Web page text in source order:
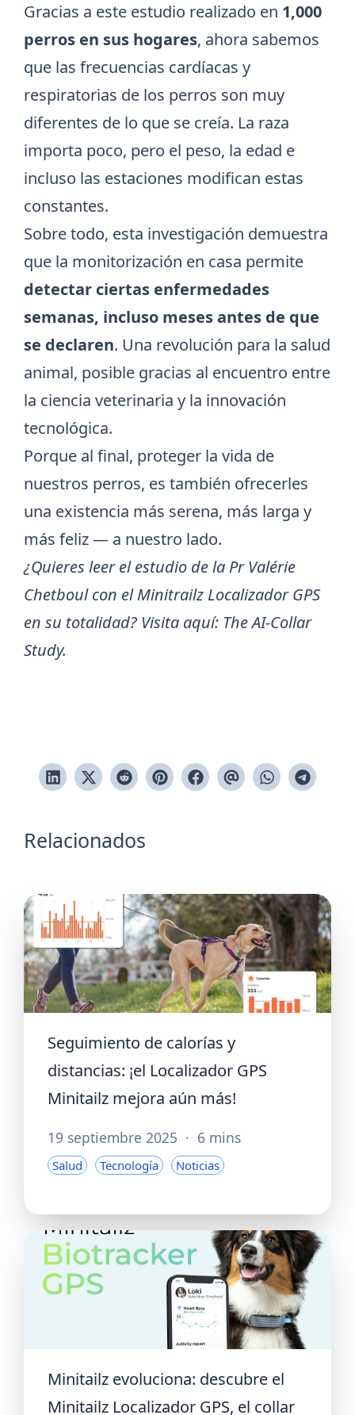
Gracias a este estudio realizado en 1,000
perros en sus hogares, ahora sabemos
que las frecuencias cardíacas y
respiratorias de los perros son muy
diferentes de lo que se creía. La raza
importa poco, pero el peso, la edad e
incluso las estaciones modifican estas
constantes.
Sobre todo, esta investigación demuestra
que la monitorización en casa permite
detectar ciertas enfermedades
semanas, incluso meses antes de que
se declaren. Una revolución para la salud
animal, posible gracias al encuentro entre
la ciencia veterinaria y la innovación
tecnológica.
Porque al final, proteger la vida de
nuestros perros, es también ofrecerles
una existencia más serena, más larga y
más feliz — a nuestro lado.
¿Quieres leer el estudio de la Pr Valérie
Chetboul con el Minitrailz Localizador GPS
en su totalidad? Visita aquí: The AI-Collar
Study.
Relacionados
Seguimiento de calorías y
distancias: ¡el Localizador GPS
Minitailz mejora aún más!
19 septiembre 2025 · 6 mins
Salud Tecnología Noticias
Minitailz evoluciona: descubre el
Minitailz Localizador GPS, el collar